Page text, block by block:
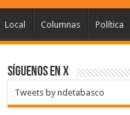
Local Columnas Política
SÍGUENOS EN X
Tweets by ndetabasco